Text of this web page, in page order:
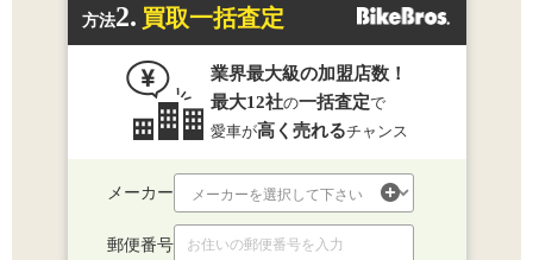
方法2. 買取一括査定
業界最大級の加盟店数！
最大12社の一括査定で
愛車が高く売れるチャンス
メーカー
郵便番号